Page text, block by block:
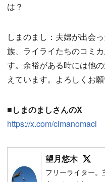
は？
しまのまし：夫婦が出会
族、ライライたちのコミ
す。余裕がある時には他
えています。よろしくお願
■しまのましさんのX
https://x.com/cimanomaci
望月悠木
フリーライター